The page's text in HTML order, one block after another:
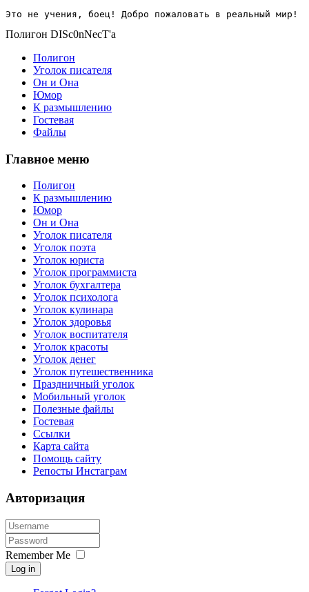
Это не учения, боец! Добро пожаловать в реальный мир!
Полигон DISc0nNecT'a
Полигон
Уголок писателя
Он и Она
Юмор
К размышлению
Гостевая
Файлы
Главное меню
Полигон
К размышлению
Юмор
Он и Она
Уголок писателя
Уголок поэта
Уголок юриста
Уголок программиста
Уголок бухгалтера
Уголок психолога
Уголок кулинара
Уголок здоровья
Уголок воспитателя
Уголок красоты
Уголок денег
Уголок путешественника
Праздничный уголок
Мобильный уголок
Полезные файлы
Гостевая
Ссылки
Карта сайта
Помощь сайту
Репосты Инстаграм
Авторизация
Remember Me
Log in